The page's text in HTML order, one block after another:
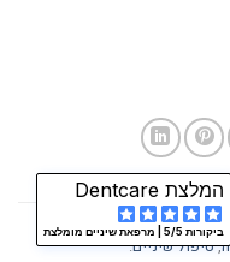
,השתלת שיניים
השתלת
,טיפול שיניים.
המלצת Dentcare
ביקורות 5/5 | מרפאת שיניים מומלצת